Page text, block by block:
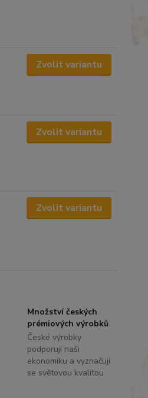
Zvolit variantu
Zvolit variantu
Zvolit variantu
Množství českých
prémiových výrobků
České výrobky
podporují naši
ekonomiku a vyznačují
se světovou kvalitou